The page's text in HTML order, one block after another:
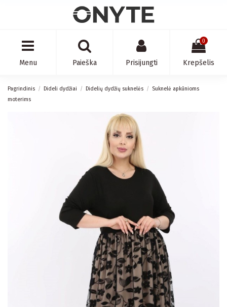
Menu Paieška Prisijungti
0
Krepšelis
Pagrindinis Dideli dydžiai Didelių dydžių suknelės
Suknelė apkūnioms
moterims